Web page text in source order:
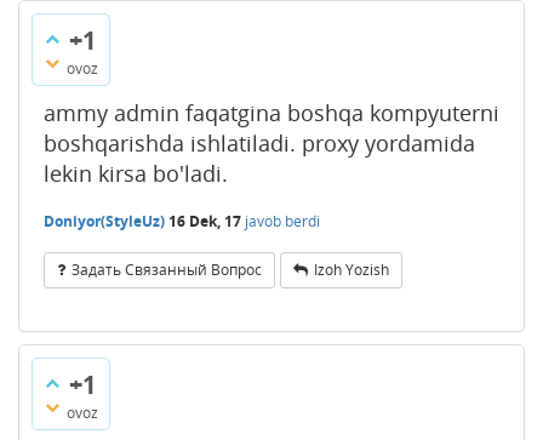
+1
ovoz
ammy admin faqatgina boshqa kompyuterni
boshqarishda ishlatiladi. proxy yordamida
lekin kirsa bo'ladi.
Doniyor(StyleUz) 16 Dek, 17 javob berdi
Задать Связанный Вопрос Izoh Yozish
+1
ovoz